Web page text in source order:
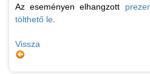
Az eseményen elhangzott
tölthető le.
Vissza